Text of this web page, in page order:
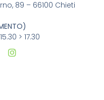
89 – 66100 Chieti
15.30 > 17.30